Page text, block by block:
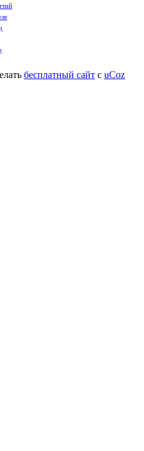
бесплатный сайт с uCoz